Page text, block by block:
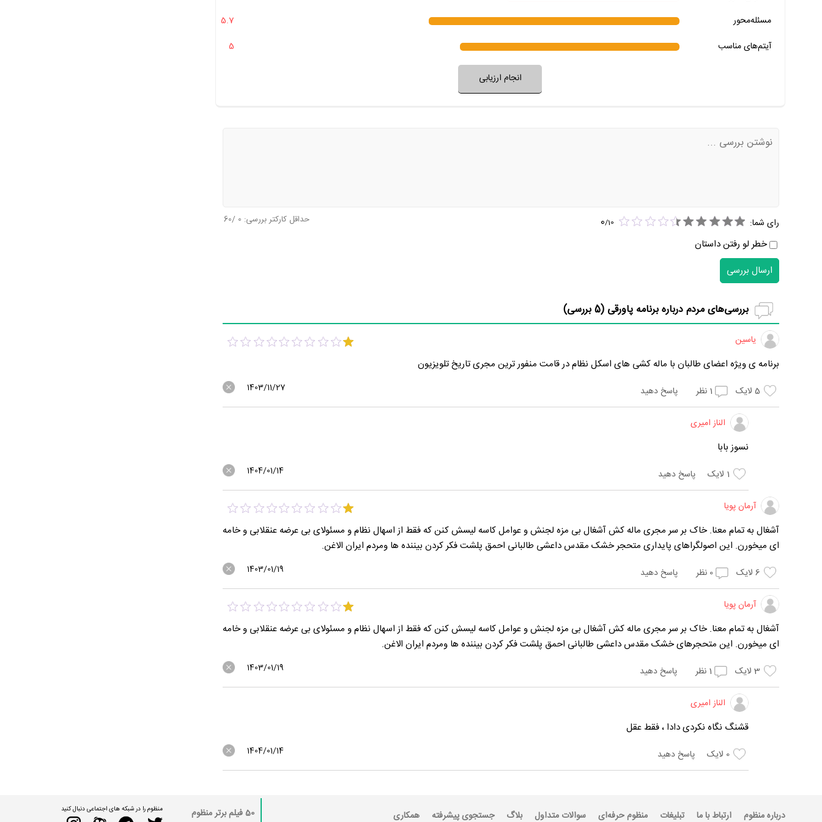
خیر بله
نظر خود را ثبت کنید
مسئله‌محور
5.7
آیتم‌های مناسب
5
انجام ارزیابی
رای شما: 0/10
خطر لو رفتن داستان
حداقل کارکتر بررسی: 0
/60
ارسال بررسی
بررسی‌های مردم درباره برنامه پاورقی (5بررسی)
یاسین
برنامه ی ویژه اعضای طالبان با ماله کشی های اسکل نظام در قامت منفور ترین مجری تاریخ تلویزیون
5 لایک 1 نظر پاسخ دهید 1403/11/27
الناز امیری
نسوز بابا
1 لایک پاسخ دهید 1404/01/14
آرمان پویا
آشغال به تمام معنا. خاک بر سر مجری ماله کش آشغال بی مزه لجنش و عوامل کاسه لیسش کنن که فقط از اسهال نظام و مسئولای بی عرضه عنقلابی و خامه
ای میخورن. این اصولگراهای پایداری متحجر خشک مقدس داعشی طالبانی احمق پلشت فکر کردن بیننده ها ومردم ایران الاغن.
6 لایک 0 نظر پاسخ دهید 1403/01/19
آرمان پویا
آشغال به تمام معنا. خاک بر سر مجری ماله کش آشغال بی مزه لجنش و عوامل کاسه لیسش کنن که فقط از اسهال نظام و مسئولای بی عرضه عنقلابی و خامه
ای میخورن. این متحجرهای خشک مقدس داعشی طالبانی احمق پلشت فکر کردن بیننده ها ومردم ایران الاغن.
3 لایک 1 نظر پاسخ دهید 1403/01/19
الناز امیری
قشنگ نگاه نکردی دادا ، فقط عقل
0 لایک پاسخ دهید 1404/01/14
درباره منظوم ارتباط با ما تبلیغات منظوم حرفه‌ای سوالات متداول بلاگ جستجوی پیشرفته همکاری 50 فیلم برتر منظوم منظوم را در شبکه های اجتماعی دنبال کنید